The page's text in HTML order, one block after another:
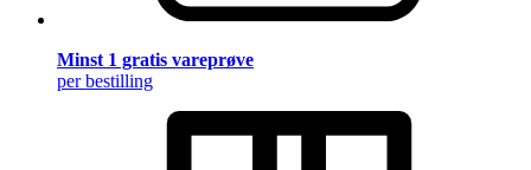
Minst 1 gratis vareprøve
per bestilling